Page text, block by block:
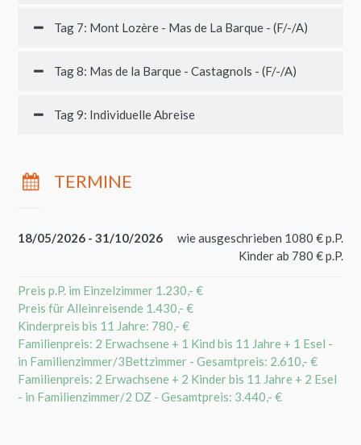
Tag 7: Mont Lozère - Mas de La Barque - (F/-/A)
Tag 8: Mas de la Barque - Castagnols - (F/-/A)
Tag 9: Individuelle Abreise
TERMINE
18/05/2026 - 31/10/2026
wie ausgeschrieben 1080 € p.P.
Kinder ab 780 € p.P.
Preis p.P. im Einzelzimmer 1.230,- €
Preis für Alleinreisende 1.430,- €
Kinderpreis bis 11 Jahre: 780,- €
Familienpreis: 2 Erwachsene + 1 Kind bis 11 Jahre + 1 Esel -
in Familienzimmer/3Bettzimmer - Gesamtpreis: 2.610,- €
Familienpreis: 2 Erwachsene + 2 Kinder bis 11 Jahre + 2 Esel
- in Familienzimmer/2 DZ - Gesamtpreis: 3.440,- €